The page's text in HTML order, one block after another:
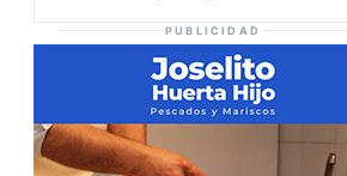
PUBLICIDAD